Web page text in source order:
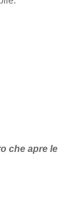
che apre le